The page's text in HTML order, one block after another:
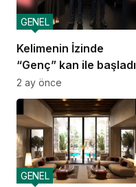
Kelimenin İzinde
“Genç” kan ile başladı
GENEL
2 ay önce
GENEL